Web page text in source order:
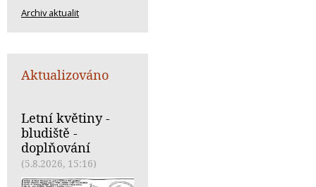
Archiv aktualit
Aktualizováno
Letní květiny -
bludiště -
doplňování
(5.8.2026, 15:16)